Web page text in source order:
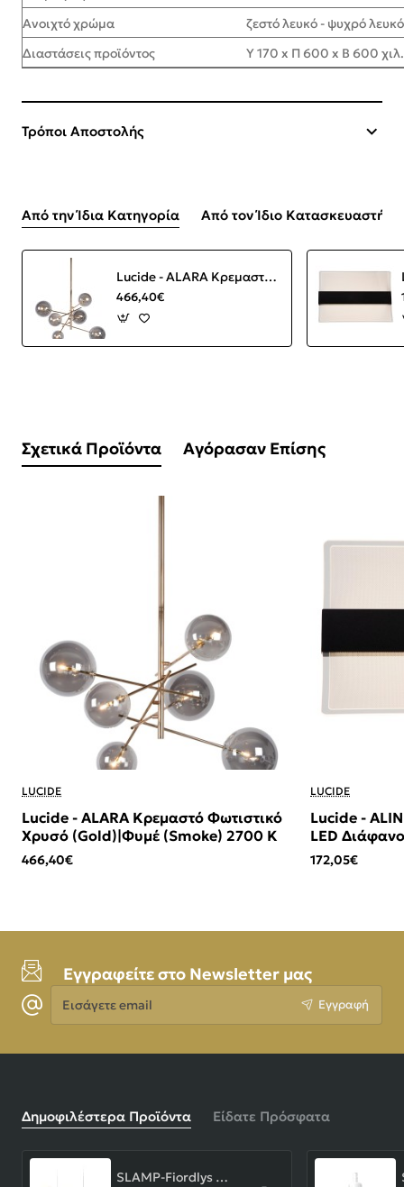
Ανοιχτό χρώμα
ζεστό λευκό - ψυχρό λευκό
Διαστάσεις προϊόντος
Υ 170 x Π 600 x Β 600 χιλ.
Τρόποι Αποστολής
Από την Ίδια Κατηγορία Από τον Ίδιο Κατασκευαστή
Lucide - ALARA Κρεμαστό Φωτιστικό Χρυσό (Gold)|Φυμέ (Smoke) 2700 K
466,40€
Σχετικά Προϊόντα Αγόρασαν Επίσης
LUCIDE
Lucide - ALARA Κρεμαστό Φωτιστικό
Χρυσό (Gold)|Φυμέ (Smoke) 2700 K
466,40€
LUCIDE
Lucide -
LED
172,05€
Εγγραφείτε στο Newsletter μας
Εισάγετε
email
Εγγραφή
Δημοφιλέστερα Προϊόντα Είδατε Πρόσφατα
SLAMP-Fiordlys Linear Φωτιστικό Κρεμαστό 90x26x33cm White ΚΩΔ.-FRDSXXLWHT01T00LINEU